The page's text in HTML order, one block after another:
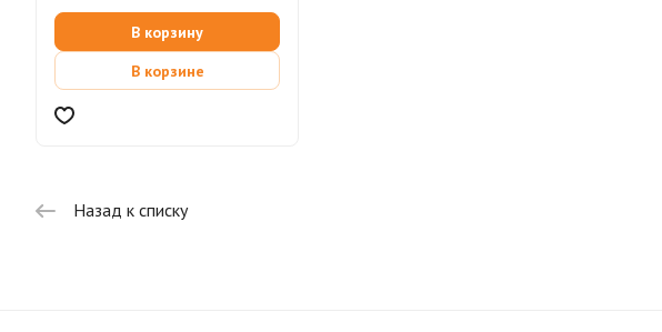
В корзину
В корзине
Назад к списку